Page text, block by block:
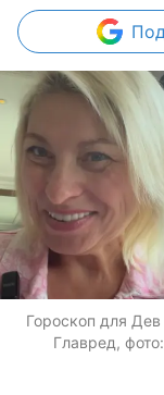
Гороскоп для
Главред,